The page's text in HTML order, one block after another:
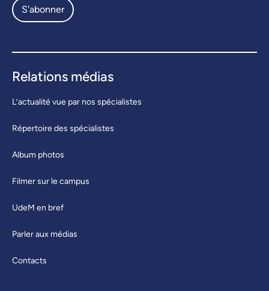
S'abonner
Relations médias
L’actualité vue par nos spécialistes
Répertoire des spécialistes
Album photos
Filmer sur le campus
UdeM en bref
Parler aux médias
Contacts